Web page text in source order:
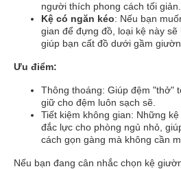
người thích phong cách tối giản.
Kệ có ngăn kéo: Nếu bạn
gian để đựng đồ, loại kệ này sẽ
giúp bạn cất đồ dưới gầm
Ưu điểm:
Thông thoáng: Giúp đệm "thở"
giữ cho đệm luôn sạch sẽ.
Tiết kiệm không gian: Những
đắc lực cho phòng ngủ nhỏ,
cách gọn gàng mà không cần
Nếu bạn đang cân nhắc chọn kệ